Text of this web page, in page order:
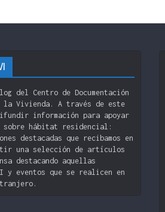
del Centro de Documentación
Vivienda. A través de este
información para apoyar
hábitat residencial:
destacadas que recibamos en
una selección de artículos
destacando aquellas
y eventos que se realicen en